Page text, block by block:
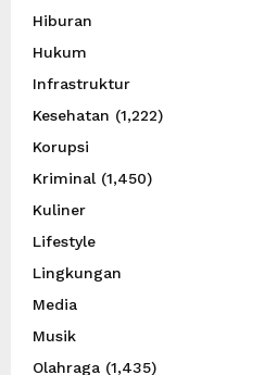
Hiburan
Hukum
Infrastruktur
Kesehatan (1,222)
Korupsi
Kriminal (1,450)
Kuliner
Lifestyle
Lingkungan
Media
Musik
Olahraga (1,435)